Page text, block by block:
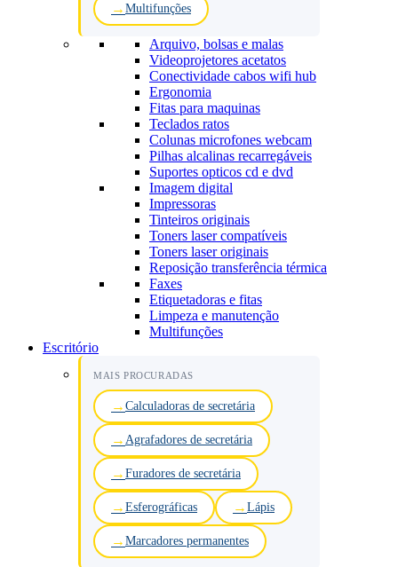
Multifunções
Arquivo, bolsas e malas
Videoprojetores acetatos
Conectividade cabos wifi hub
Ergonomia
Fitas para maquinas
Teclados ratos
Colunas microfones webcam
Pilhas alcalinas recarregáveis
Suportes opticos cd e dvd
Imagem digital
Impressoras
Tinteiros originais
Toners laser compatíveis
Toners laser originais
Reposição transferência térmica
Faxes
Etiquetadoras e fitas
Limpeza e manutenção
Multifunções
Escritório
MAIS PROCURADAS
Calculadoras de secretária
Agrafadores de secretária
Furadores de secretária
Esferográficas Lápis
Marcadores permanentes